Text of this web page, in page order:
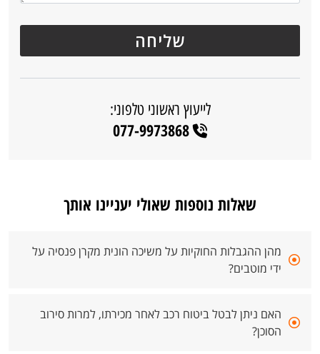
לייעוץ ראשוני טלפוני:
077-9973868
שאלות נוספות שאולי יעניינו אותך
מהן ההגבלות החוקיות על משיכה הונית מקרן פנסיה על
ידי מוטבים?
האם ניתן לבטל ביטוח רכב לאחר מכירתו, למרות סירוב
הסוכן?